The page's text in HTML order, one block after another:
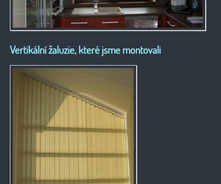
Vertikální žaluzie, které jsme montovali